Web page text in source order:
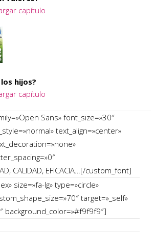
capítulo
hijos?
capítulo
Sans» font_size=»30″
text_align=»center»
CALIDAD, EFICACIA…[/custom_font]
size=»fa-lg» type=»circle»
target=»_self»
background_color=»#f9f9f9″]